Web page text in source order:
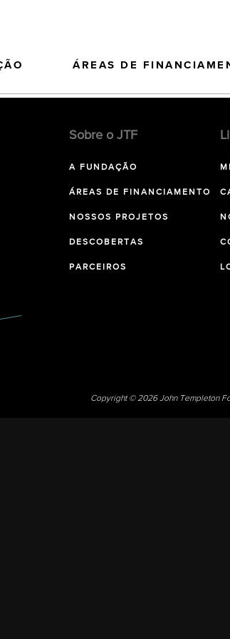
ÁREAS DE
Sobre o JTF
A FUNDAÇÃO
ÁREAS DE FINANCIAMENTO
NOSSOS PROJETOS
DESCOBERTAS
PARCEIROS
Copyright © 2026 John Templeton